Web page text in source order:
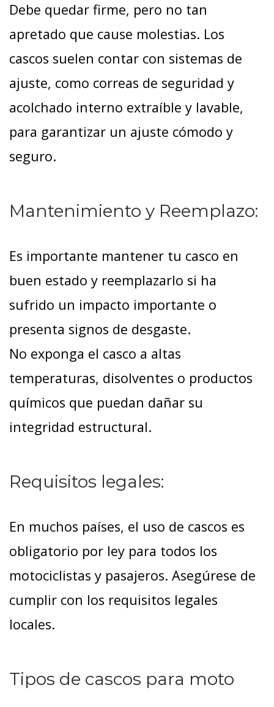
Debe quedar firme, pero no tan
apretado que cause molestias. Los
cascos suelen contar con sistemas de
ajuste, como correas de seguridad y
acolchado interno extraíble y lavable,
para garantizar un ajuste cómodo y
seguro.
Mantenimiento y Reemplazo:
Es importante mantener tu casco en
buen estado y reemplazarlo si ha
sufrido un impacto importante o
presenta signos de desgaste.
No exponga el casco a altas
temperaturas, disolventes o productos
químicos que puedan dañar su
integridad estructural.
Requisitos legales:
En muchos países, el uso de cascos es
obligatorio por ley para todos los
motociclistas y pasajeros. Asegúrese de
cumplir con los requisitos legales
locales.
Tipos de cascos para moto